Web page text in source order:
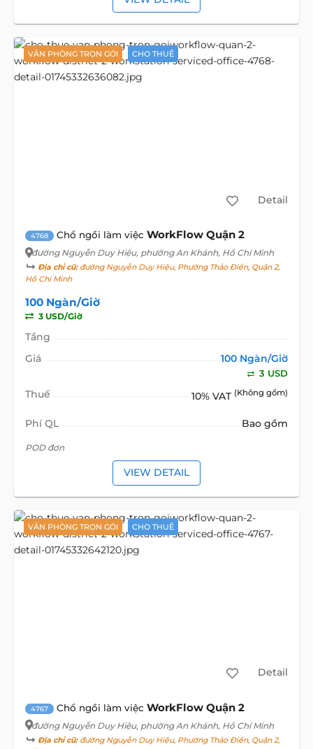
VĂN PHÒNG TRỌN GÓI CHO THUÊ
Detail
4768 Chổ ngồi làm việc WorkFlow Quận 2
đường Nguyễn Duy Hiệu, phường An Khánh, Hồ Chí Minh
Địa chỉ cũ:đường Nguyễn Duy Hiệu, Phường Thảo Điền, Quận 2,
Hồ Chí Minh
100 Ngàn/Giờ
3 USD/Giờ
Tầng
Giá
100 Ngàn/Giờ
3 USD
Thuế 10% VAT (Không gồm)
Phí QL Bao gồm
POD đơn
VIEW DETAIL
VĂN PHÒNG TRỌN GÓI CHO THUÊ
Detail
4767 Chổ ngồi làm việc WorkFlow Quận 2
đường Nguyễn Duy Hiệu, phường An Khánh, Hồ Chí Minh
Địa chỉ cũ:đường Nguyễn Duy Hiệu, Phường Thảo Điền, Quận 2,